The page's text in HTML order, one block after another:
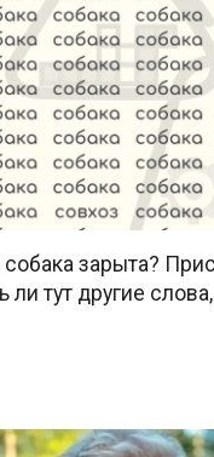
собака зарыта?
ли тут другие